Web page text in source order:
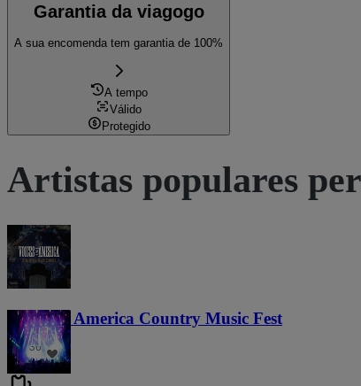
Garantia da viagogo
A sua encomenda tem garantia de 100%
A tempo
Válido
Protegido
Artistas populares
Voices of America Country Music Fest
36